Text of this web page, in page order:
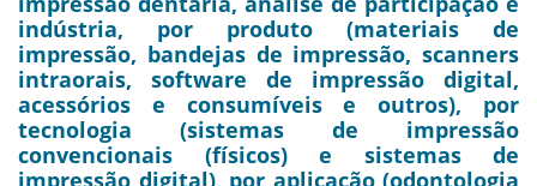
indústria, por produto (materiais de
impressão, bandejas de impressão, scanners
intraorais, software de impressão digital,
acessórios e consumíveis e outros), por
tecnologia (sistemas de impressão
convencionais (físicos) e sistemas de
impressão digital), por aplicação (odontologia